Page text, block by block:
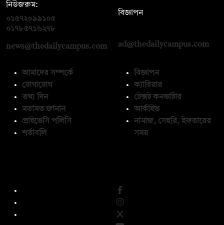
নিউজরুম:
০১৫৭২০৯৯১০৫
০১৭৮৫৭১৬২৭৮
news@thedailycampus.com
বিজ্ঞাপন
ad@thedailycampus.com
আমাদের সম্পর্কে
যোগাযোগ
তথ্য দিন
মতামত জানান
প্রাইভেসি পলিসি
শর্তাবলি
বিজ্ঞাপন
ক্যারিয়ার
টেক্সট কনভার্টার
আর্কাইভ
নামাজ, সেহরি, ইফতারের
সময়